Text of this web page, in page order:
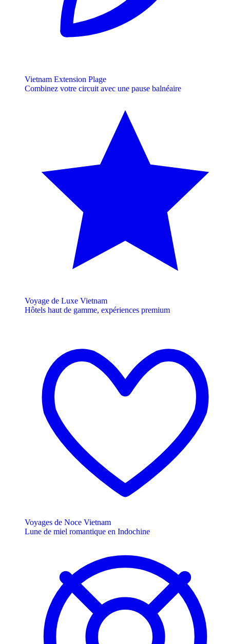
Vietnam Extension Plage
Combinez votre circuit avec une pause balnéaire
Voyage de Luxe Vietnam
Hôtels haut de gamme, expériences premium
Voyages de Noce Vietnam
Lune de miel romantique en Indochine